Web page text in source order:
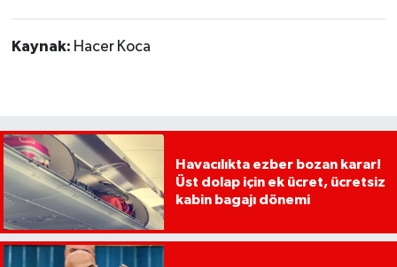
Kaynak: Hacer Koca
Havacılıkta ezber bozan karar!
Üst dolap için ek ücret, ücretsiz
kabin bagajı dönemi